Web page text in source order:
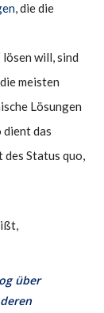
, die die
will, sind
meisten
Lösungen
dient das
des Status quo,
über